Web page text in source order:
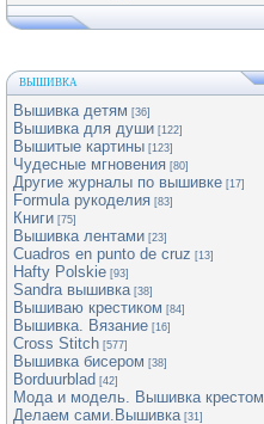
ВЫШИВКА
Вышивка детям [36]
Вышивка для души [122]
Вышитые картины [123]
Чудесные мгновения [80]
Другие журналы по вышивке [17]
Formula рукоделия [83]
Книги [75]
Вышивка лентами [23]
Cuadros en punto de cruz [13]
Hafty Polskie [93]
Sandra вышивка [38]
Вышиваю крестиком [84]
Вышивка. Вязание [16]
Cross Stitch [577]
Вышивка бисером [38]
Borduurblad [42]
Мода и модель. Вышивка крестом
Делаем сами.Вышивка [31]